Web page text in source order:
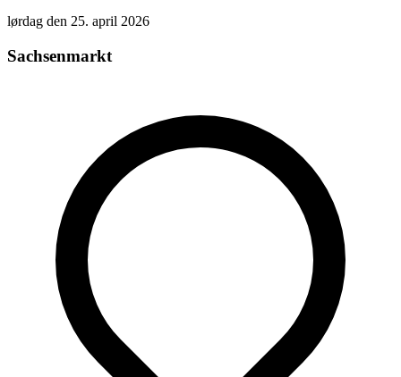
lørdag den 25. april 2026
Sachsenmarkt